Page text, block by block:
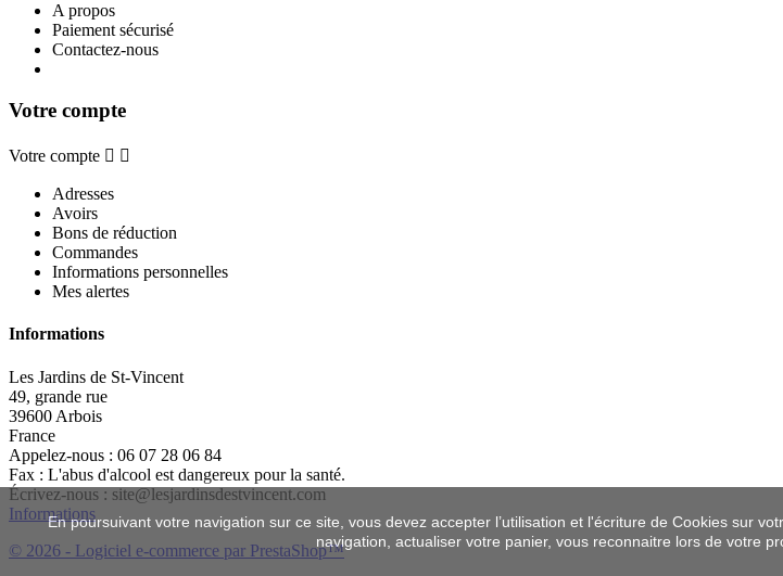
A propos
Paiement sécurisé
Contactez-nous
Votre compte
Votre compte  
Adresses
Avoirs
Bons de réduction
Commandes
Informations personnelles
Mes alertes
Informations
Les Jardins de St-Vincent
49, grande rue
39600 Arbois
France
Appelez-nous : 06 07 28 06 84
Fax : L'abus d'alcool est dangereux pour la santé.
Écrivez-nous : site@lesjardinsdestvincent.com
Informations
En poursuivant votre navigation sur ce site, vous devez accepter l’utilisation et l'écriture de Cookies sur
navigation, actualiser votre panier, vous reconnaitre lors de votre
© 2026 - Logiciel e-commerce par PrestaShop™